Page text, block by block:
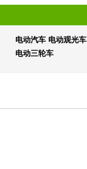
电动汽车 电动观光车
电动三轮车